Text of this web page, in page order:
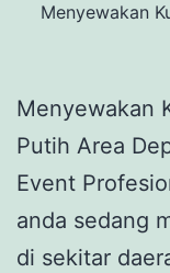
Menyewakan
Menyewakan
Putih Area
Event
anda sedang
di sekitar